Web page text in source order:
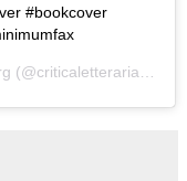
#bookcover
(@criticaletteraria) in data: